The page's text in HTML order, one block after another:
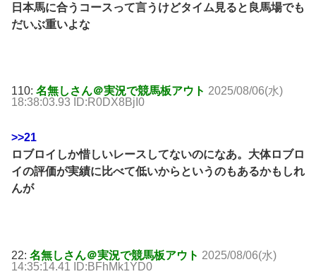
日本馬に合うコースって言うけどタイム見ると良馬場でも
だいぶ重いよな
110: 名無しさん＠実況で競馬板アウト 2025/08/06(水)
18:38:03.93 ID:R0DX8BjI0
>>21
ロブロイしか惜しいレースしてないのになあ。大体ロブロ
イの評価が実績に比べて低いからというのもあるかもしれ
んが
22: 名無しさん＠実況で競馬板アウト 2025/08/06(水)
14:35:14.41 ID:BFhMk1YD0